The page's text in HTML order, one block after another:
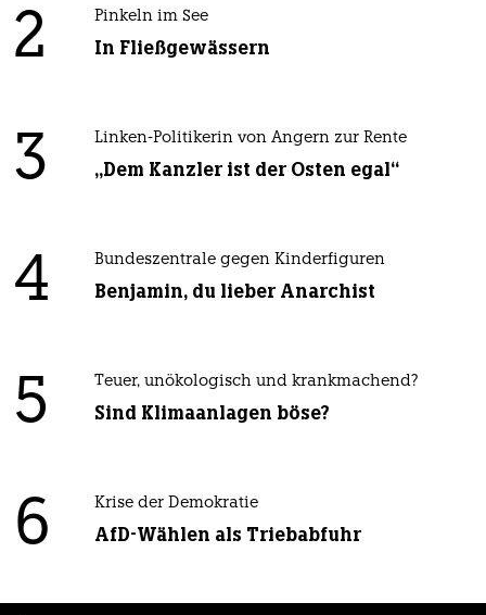
2 Pinkeln im See
In Fließgewässern
3 Linken-Politikerin von Angern zur Rente
„Dem Kanzler ist der Osten egal“
4 Bundeszentrale gegen Kinderfiguren
Benjamin, du lieber Anarchist
5 Teuer, unökologisch und krankmachend?
Sind Klimaanlagen böse?
6 Krise der Demokratie
AfD-Wählen als Triebabfuhr